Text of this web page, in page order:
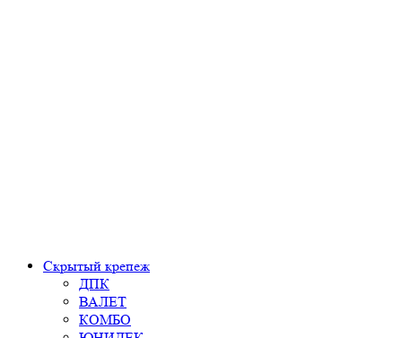
Скрытый крепеж
ДПК
ВАЛЕТ
КОМБО